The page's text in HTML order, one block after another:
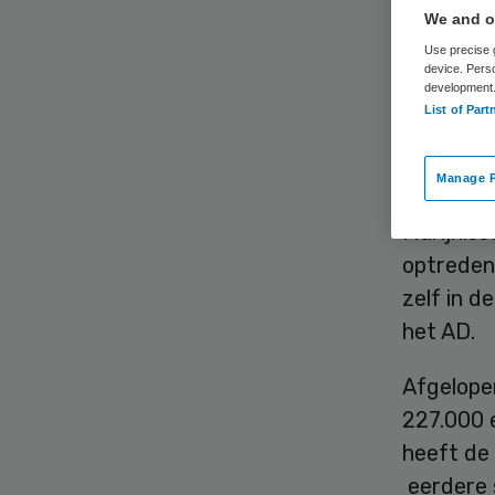
Bruno
Zorg
zelf in
het AD.
227.000
heeft de
eerdere
We and
Use precise
device.
development.
List of
Manage